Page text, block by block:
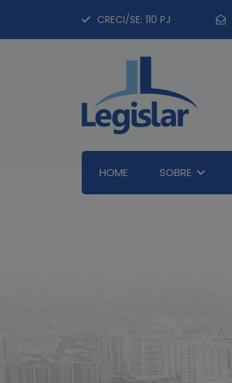
CRECI/SE: 110 PJ
HOME SOBRE